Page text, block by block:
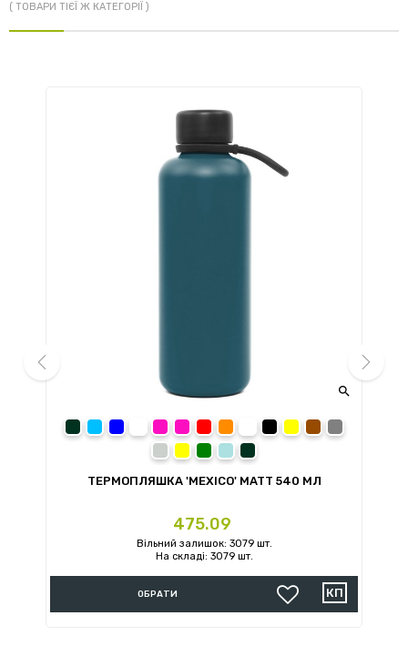
( ТОВАРИ ТІЄЇ Ж КАТЕГОРІЇ )

ТЕРМОПЛЯШКА 'MEXICO' MATT 540 МЛ
Ціна
475.09
Вільний залишок: 3079 шт.
На складі: 3079 шт.
ОБРАТИ